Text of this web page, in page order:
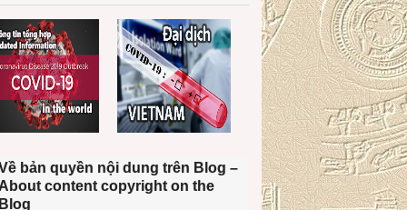
bản quyền nội dung trên Blog –
content copyright on the